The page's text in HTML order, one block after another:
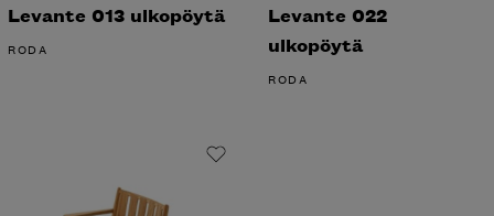
Levante 013 ulkopöytä
RODA
Levante 022
ulkopöytä
RODA